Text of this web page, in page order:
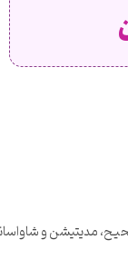
مدیتیشن و